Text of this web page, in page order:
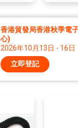
香港貿發局香港秋季電
心)
2026年10月13日 - 16日
立即登記